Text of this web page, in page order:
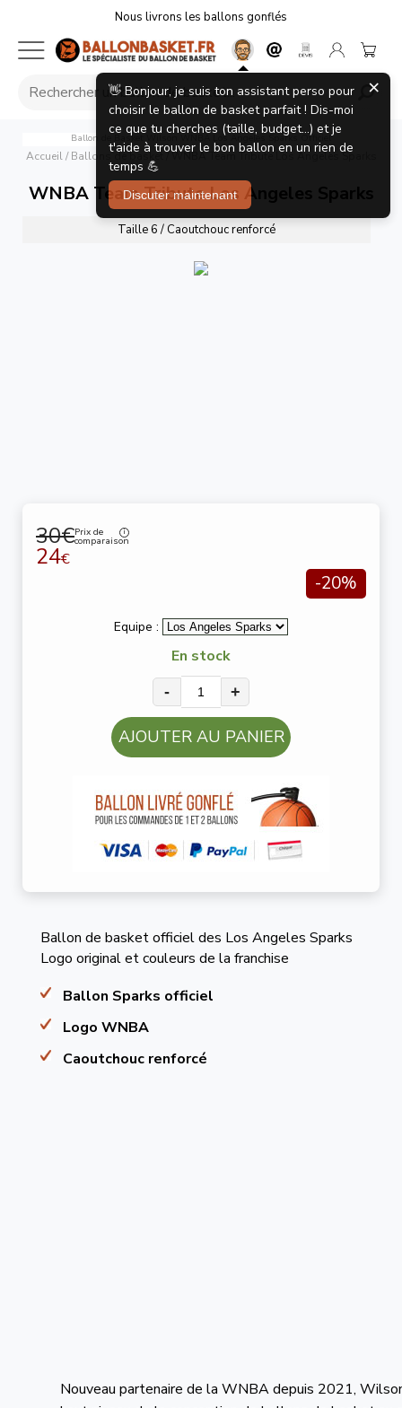
Nous livrons les ballons gonflés
Ballon de Basket Wilson WNBA Los Angeles Sparks Officiel
Accueil/ Ballons de basket / WNBA Team Tribute Los Angeles Sparks
WNBA Team Tribute Los Angeles Sparks
Taille 6 / Caoutchouc renforcé
30€Prix de
comparaison
24€
-20%
Equipe :
En stock
- +
AJOUTER AU PANIER
Ballon de basket officiel des Los Angeles Sparks
Logo original et couleurs de la franchise
Ballon Sparks officiel
Logo WNBA
Caoutchouc renforcé
Nouveau partenaire de la WNBA depuis 2021,
👋 Bonjour, je suis ton assistant perso pour
choisir le ballon de basket parfait ! Dis-moi
ce que tu cherches (taille, budget...) et je
t'aide à trouver le bon ballon en un rien de
temps 💪
Discuter maintenant
×